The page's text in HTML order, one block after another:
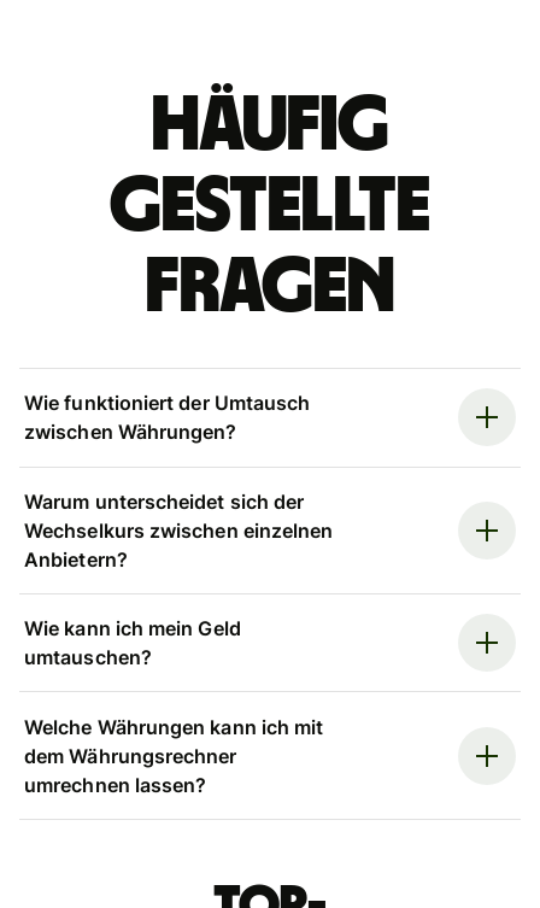
Häufig
gestellte
Fragen
Wie funktioniert der Umtausch
zwischen Währungen?
Warum unterscheidet sich der
Wechselkurs zwischen einzelnen
Anbietern?
Wie kann ich mein Geld
umtauschen?
Welche Währungen kann ich mit
dem Währungsrechner
umrechnen lassen?